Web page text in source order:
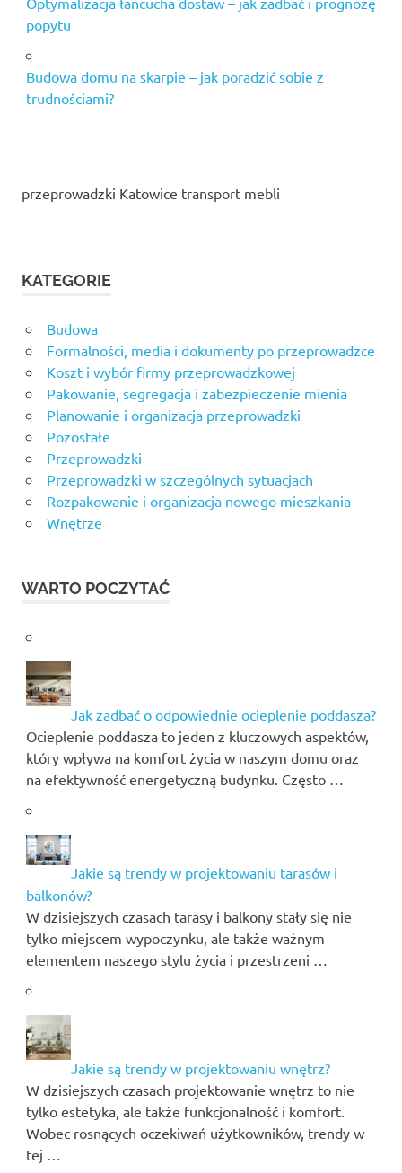
popytu
Budowa domu na skarpie – jak poradzić sobie z
trudnościami?
przeprowadzki Katowice transport mebli
KATEGORIE
Budowa
Formalności, media i dokumenty po przeprowadzce
Koszt i wybór firmy przeprowadzkowej
Pakowanie, segregacja i zabezpieczenie mienia
Planowanie i organizacja przeprowadzki
Pozostałe
Przeprowadzki
Przeprowadzki w szczególnych sytuacjach
Rozpakowanie i organizacja nowego mieszkania
Wnętrze
WARTO POCZYTAĆ
Jak zadbać o odpowiednie ocieplenie poddasza?
Ocieplenie poddasza to jeden z kluczowych aspektów,
który wpływa na komfort życia w naszym domu oraz
na efektywność energetyczną budynku. Często …
Jakie są trendy w projektowaniu tarasów i
balkonów?
W dzisiejszych czasach tarasy i balkony stały się nie
tylko miejscem wypoczynku, ale także ważnym
elementem naszego stylu życia i przestrzeni …
Jakie są trendy w projektowaniu wnętrz?
W dzisiejszych czasach projektowanie wnętrz to nie
tylko estetyka, ale także funkcjonalność i komfort.
Wobec rosnących oczekiwań użytkowników, trendy w
tej …